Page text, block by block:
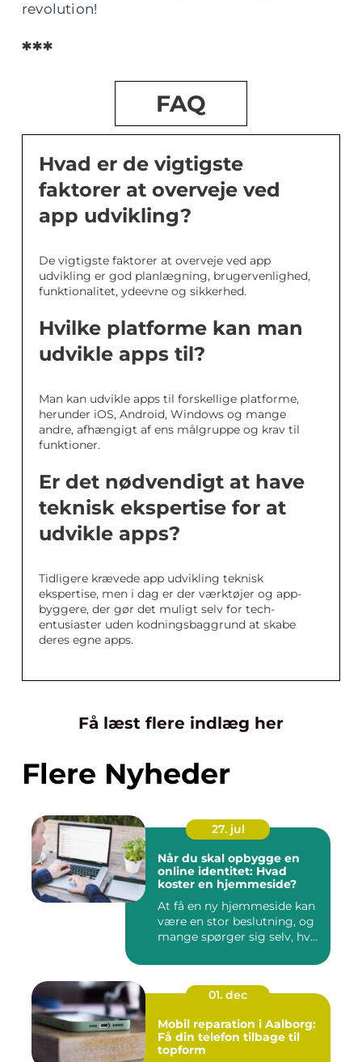
revolution!
***
FAQ
Hvad er de vigtigste
faktorer at overveje ved
app udvikling?
De vigtigste faktorer at overveje ved app
udvikling er god planlægning, brugervenlighed,
funktionalitet, ydeevne og sikkerhed.
Hvilke platforme kan man
udvikle apps til?
Man kan udvikle apps til forskellige platforme,
herunder iOS, Android, Windows og mange
andre, afhængigt af ens målgruppe og krav til
funktioner.
Er det nødvendigt at have
teknisk ekspertise for at
udvikle apps?
Tidligere krævede app udvikling teknisk
ekspertise, men i dag er der værktøjer og app-
byggere, der gør det muligt selv for tech-
entusiaster uden kodningsbaggrund at skabe
deres egne apps.
Få læst flere indlæg her
Flere Nyheder
27. jul
Når du skal opbygge en
online identitet: Hvad
koster en hjemmeside?
At få en ny hjemmeside kan
være en stor beslutning, og
mange spørger sig selv, hv...
01. dec
Mobil reparation i Aalborg:
Få din telefon tilbage til
topform